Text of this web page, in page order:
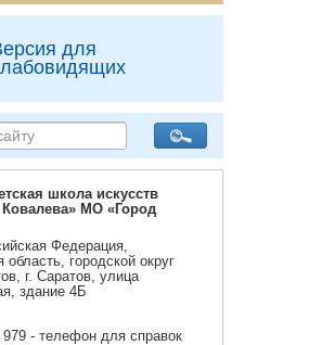
для
школа искусств
МО «Город
Федерация,
область, городской округ
г. Саратов, улица
здание 4Б
979 - телефон для справок